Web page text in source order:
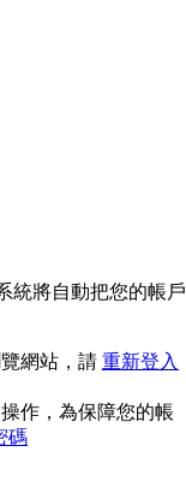
統將自動把您的帳戶
網站，請 重新登入
作，為保障您的帳
碼